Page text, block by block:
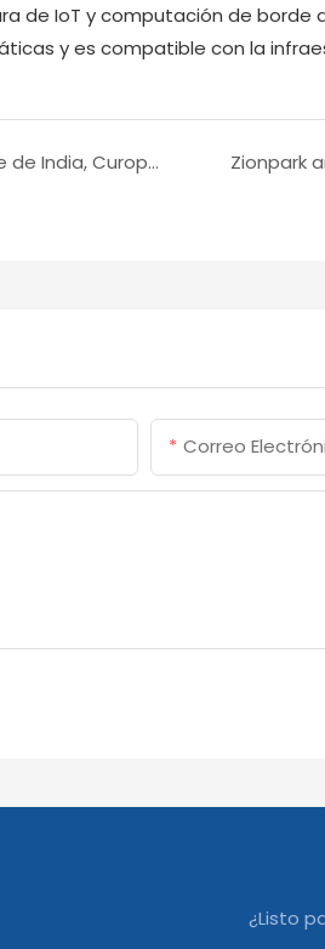
de IoT y computación de borde
y es compatible con la
Realizar un pedido con el cliente de India, Curopark Company
Correo
¿Listo